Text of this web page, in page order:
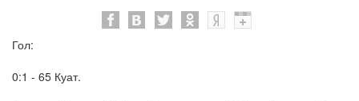
Гол:
0:1 - 65 Куат.